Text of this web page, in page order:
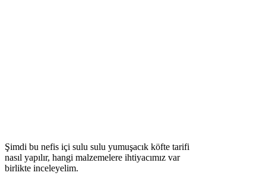
Şimdi bu nefis içi sulu sulu yumuşacık köfte tarifi
nasıl yapılır, hangi malzemelere ihtiyacımız var
birlikte inceleyelim.